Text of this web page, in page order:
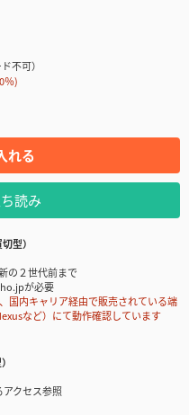
不可）
％)
れる
読み
型）
の２世代前まで
が必要
内キャリア経由で販売されている端
など）にて動作確認しています
クセス参照